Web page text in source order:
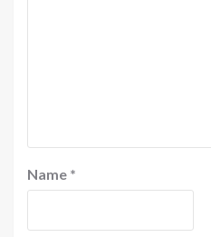
Name *